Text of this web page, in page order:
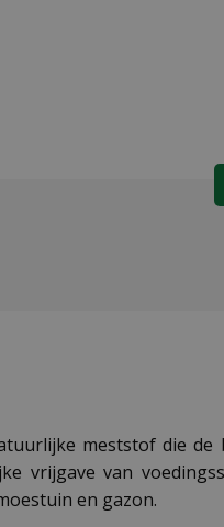
meststof die
vrijgave van
en gazon.